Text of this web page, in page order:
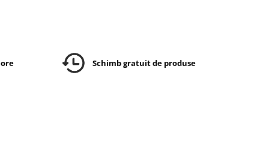
Schimb gratuit de produse